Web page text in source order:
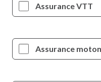
Assurance VTT
Assurance